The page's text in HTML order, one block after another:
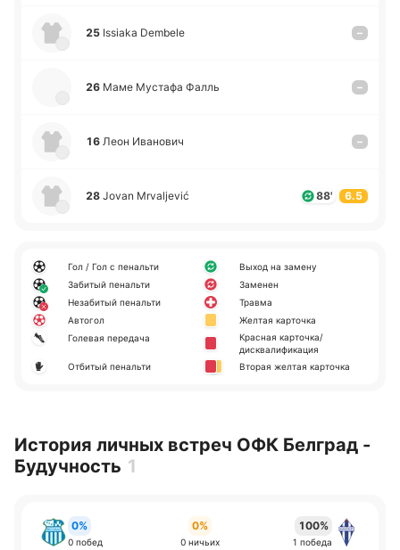
25 Issiaka Dembele –
26 Маме Му­ста­фа Фалль –
16 Леон Ива­но­вич –
28 Jovan Mrvaljević 88' 6.5
Гол / Гол с пенальти
Забитый пенальти
Незабитый пенальти
Автогол
Голевая передача
Отбитый пенальти
Выход на замену
Заменен
Травма
Желтая карточка
Красная карточка/
дисквалификация
Вторая желтая карточка
История личных встреч ОФК Белград -
Будучность 1
0%
0 побед
0%
0 ничьих
100%
1 победа